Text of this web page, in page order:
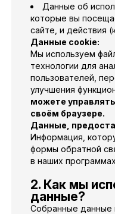
Данные об
которые вы
сайте, и действия
Данные cookie:
Мы используем
технологии для
пользователей,
улучшения
можете
своём браузере.
Данные,
Информация,
формы обратной
в наших
2. Как мы
данные?
Собранные данные